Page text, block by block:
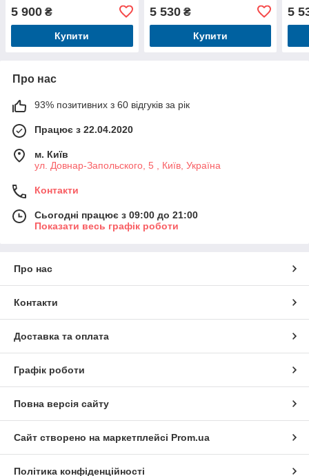
5 900 ₴
Купити
5 530₴
Купити
5
Про нас
93% позитивних з 60 відгуків за рік
Працює з 22.04.2020
м. Київ
ул. Довнар-Запольского, 5 , Київ, Україна
Контакти
Сьогодні працює з 09:00 до 21:00
Показати весь графік роботи
Про нас
Контакти
Доставка та оплата
Графік роботи
Повна версія сайту
Сайт створено на маркетплейсі Prom.ua
Політика конфіденційності